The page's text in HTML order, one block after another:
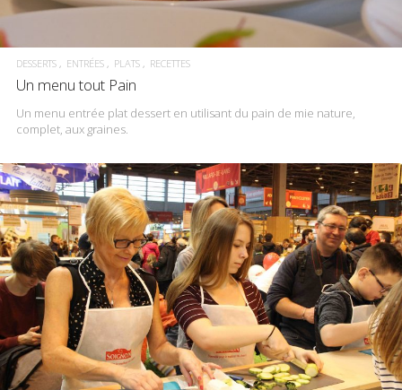
DESSERTS ENTRÉES PLATS RECETTES
Un menu tout Pain
Un menu entrée plat dessert en utilisant du pain de mie nature,
complet, aux graines.